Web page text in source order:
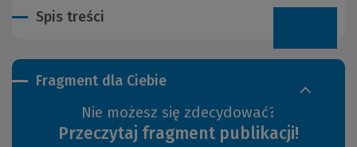
Fragment dla Ciebie
Nie możesz się zdecydować?
Przeczytaj fragment publikacji!
Spis treści